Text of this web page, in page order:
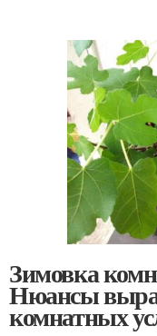
Зимовка
Нюансы
комнатных